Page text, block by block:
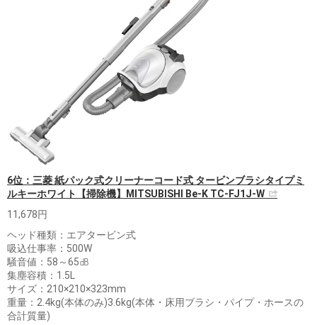
6位：三菱 紙パック式クリーナーコード式 タービンブラシタイプミ
ルキーホワイト【掃除機】MITSUBISHI Be-K TC-FJ1J-W
11,678円
ヘッド種類：エアタービン式
吸込仕事率：500W
騒音値：58～65㏈
集塵容積：1.5L
サイズ：210×210×323mm
重量：2.4kg(本体のみ)3.6kg(本体・床用ブラシ・パイプ・ホースの
合計質量)